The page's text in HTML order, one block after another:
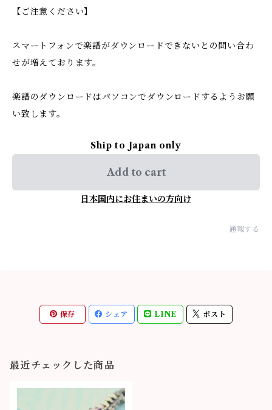
【ご注意ください】
スマートフォンで楽譜がダウンロードできないとの問い合わ
せが増えております。
楽譜のダウンロードはパソコンでダウンロードするようお願
い致します。
Ship to Japan only
Add to cart
日本国内にお住まいの方向け
通報する
保存 シェア LINE ポスト
最近チェックした商品